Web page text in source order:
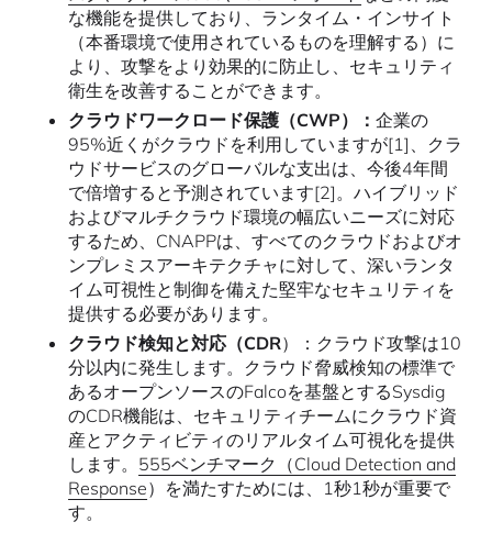
な機能を提供しており、ランタイム・インサイト
（本番環境で使用されているものを理解する）に
より、攻撃をより効果的に防止し、セキュリティ
衛生を改善することができます。
クラウドワークロード保護（CWP）：企業の
95%近くがクラウドを利用していますが[1]、クラ
ウドサービスのグローバルな支出は、今後4年間
で倍増すると予測されています[2]。ハイブリッド
およびマルチクラウド環境の幅広いニーズに対応
するため、CNAPPは、すべてのクラウドおよびオ
ンプレミスアーキテクチャに対して、深いランタ
イム可視性と制御を備えた堅牢なセキュリティを
提供する必要があります。
クラウド検知と対応（CDR）：クラウド攻撃は10
分以内に発生します。クラウド脅威検知の標準で
あるオープンソースのFalcoを基盤とするSysdig
のCDR機能は、セキュリティチームにクラウド資
産とアクティビティのリアルタイム可視化を提供
します。 555ベンチマーク（Cloud Detection and
Response）を満たすためには、1秒1秒が重要で
す。